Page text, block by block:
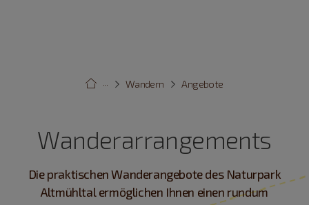
Angebote
Wandern
···
Wanderarrangements
Die praktischen Wanderangebote des Naturpark
Altmühltal ermöglichen Ihnen einen rundum